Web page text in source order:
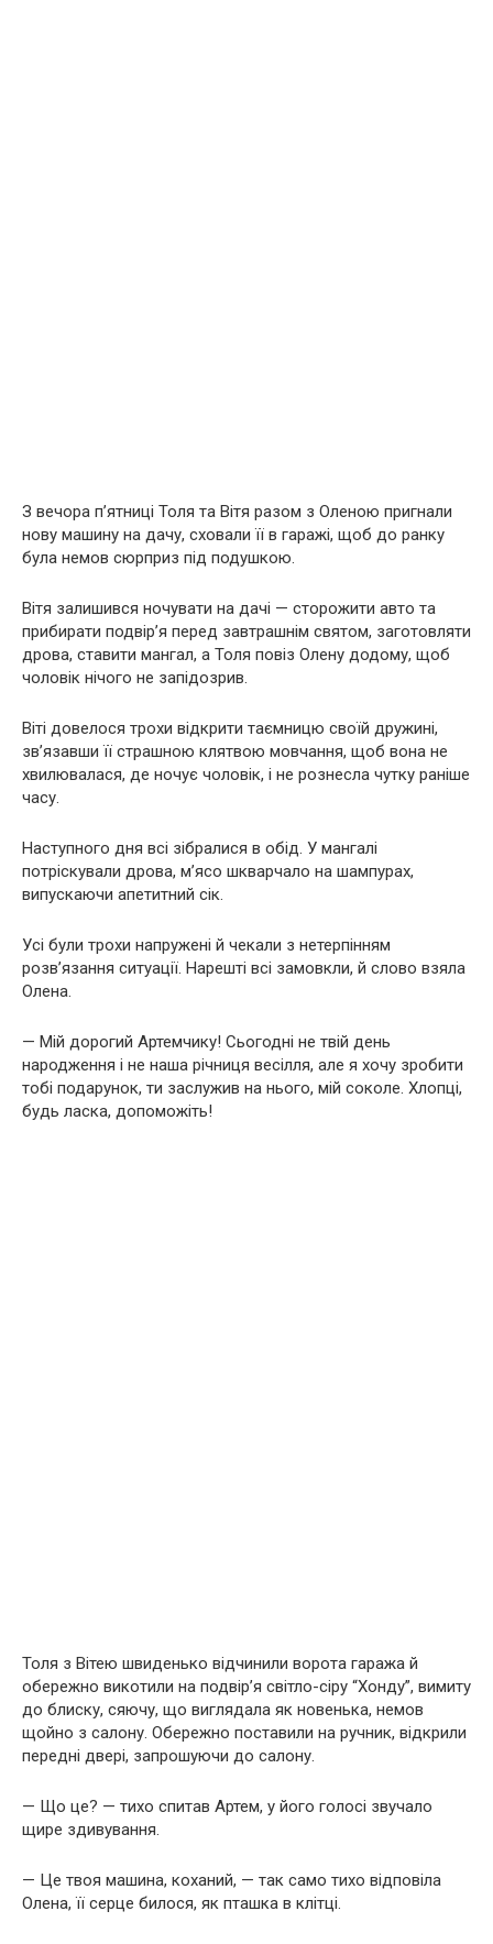
З вечора п’ятниці Толя та Вітя разом з Оленою пригнали
нову машину на дачу, сховали її в гаражі, щоб до ранку
була немов сюрприз під подушкою.
Вітя залишився ночувати на дачі — сторожити авто та
прибирати подвір’я перед завтрашнім святом, заготовляти
дрова, ставити мангал, а Толя повіз Олену додому, щоб
чоловік нічого не запідозрив.
Віті довелося трохи відкрити таємницю своїй дружині,
зв’язавши її страшною клятвою мовчання, щоб вона не
хвилювалася, де ночує чоловік, і не рознесла чутку раніше
часу.
Наступного дня всі зібралися в обід. У мангалі
потріскували дрова, м’ясо шкварчало на шампурах,
випускаючи апетитний сік.
Усі були трохи напружені й чекали з нетерпінням
розв’язання ситуації. Нарешті всі замовкли, й слово взяла
Олена.
— Мій дорогий Артемчику! Сьогодні не твій день
народження і не наша річниця весілля, але я хочу зробити
тобі подарунок, ти заслужив на нього, мій соколе. Хлопці,
будь ласка, допоможіть!
Толя з Вітею швиденько відчинили ворота гаража й
обережно викотили на подвір’я світло-сіру “Хонду”, вимиту
до блиску, сяючу, що виглядала як новенька, немов
щойно з салону. Обережно поставили на ручник, відкрили
передні двері, запрошуючи до салону.
— Що це? — тихо спитав Артем, у його голосі звучало
щире здивування.
— Це твоя машина, коханий, — так само тихо відповіла
Олена, її серце билося, як пташка в клітці.